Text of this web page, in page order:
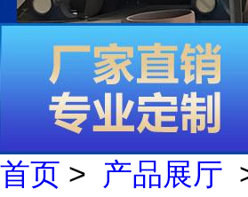
首页 > 产品展厅